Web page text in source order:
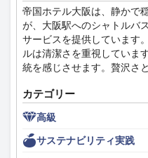
帝国ホテル大阪は、静かで
が、大阪駅へのシャトルバ
サービスを提供しています
ルは清潔さを重視していま
統を感じさせます。贅沢さ
カテゴリー
高級
サステナビリティ実践